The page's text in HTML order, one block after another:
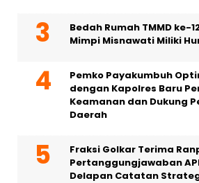
Bedah Rumah TMMD ke-
Mimpi Misnawati Miliki
Pemko Payakumbuh
dengan Kapolres Baru
Keamanan dan Dukung
Daerah
Fraksi Golkar Terima
Pertanggungjawaban
Delapan Catatan